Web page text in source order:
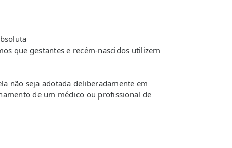
que gestantes e recém-nascidos utilizem
não seja adotada deliberadamente em
de um médico ou profissional de